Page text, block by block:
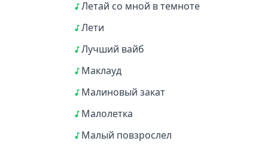
Летай со мной в темноте
Лети
Лучший вайб
Маклауд
Малиновый закат
Малолетка
Малый повзрослел